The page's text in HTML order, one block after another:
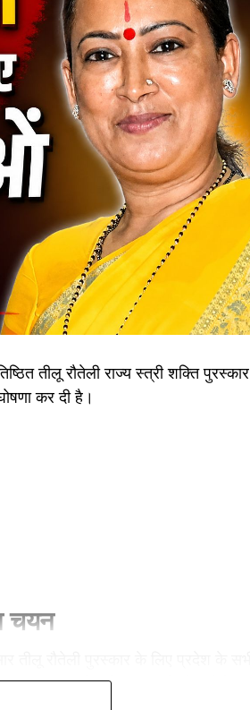
तीलू रौतेली राज्य स्त्री शक्ति पुरस्कार
कर दी है।
चयन
कार्यकर्ती पुरस्कार के लिए विभिन्न